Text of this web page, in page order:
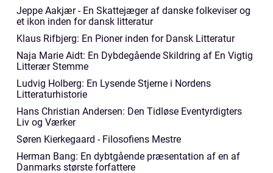
Jeppe Aakjær - En Skattejæger af danske folkeviser og
et ikon inden for dansk litteratur
Klaus Rifbjerg: En Pioner inden for Dansk Litteratur
Naja Marie Aidt: En Dybdegående Skildring af En Vigtig
Litterær Stemme
Ludvig Holberg: En Lysende Stjerne i Nordens
Litteraturhistorie
Hans Christian Andersen: Den Tidløse Eventyrdigters
Liv og Værker
Søren Kierkegaard - Filosofiens Mestre
Herman Bang: En dybtgående præsentation af en af
Danmarks største forfattere